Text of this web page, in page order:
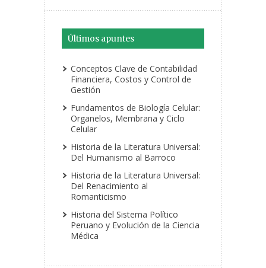
Últimos apuntes
Conceptos Clave de Contabilidad
Financiera, Costos y Control de
Gestión
Fundamentos de Biología Celular:
Organelos, Membrana y Ciclo
Celular
Historia de la Literatura Universal:
Del Humanismo al Barroco
Historia de la Literatura Universal:
Del Renacimiento al
Romanticismo
Historia del Sistema Político
Peruano y Evolución de la Ciencia
Médica